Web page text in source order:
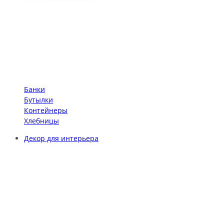
Банки
Бутылки
Контейнеры
Хлебницы
Декор для интерьера